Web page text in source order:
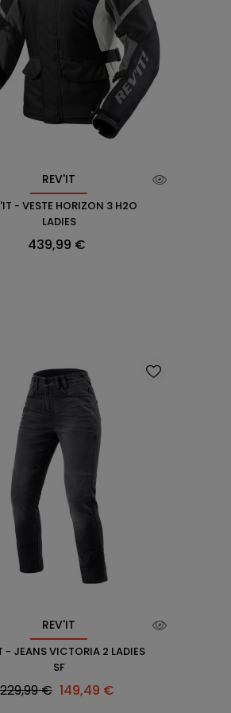
REV'IT
- VESTE HORIZON 3 H2O
LADIES
Prix
439,99 €
REV'IT
- JEANS VICTORIA 2 LADIES
SF
Prix
229,99 € Prix
149,49 €